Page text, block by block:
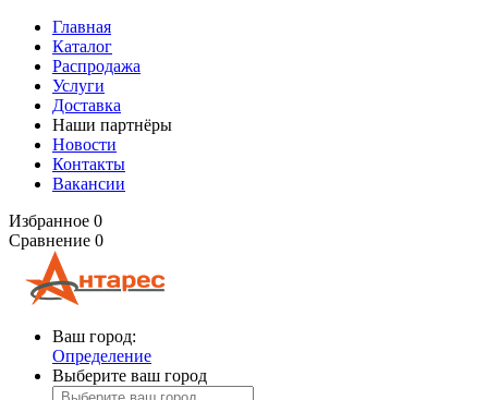
Главная
Каталог
Распродажа
Услуги
Доставка
Наши партнёры
Новости
Контакты
Вакансии
Избранное 0
Сравнение 0
Ваш город:
Определение
Выберите ваш город